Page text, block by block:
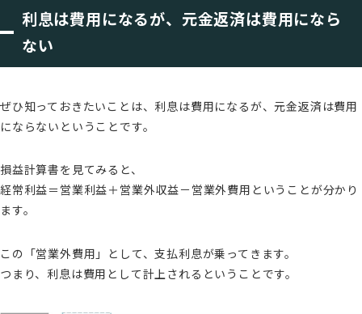
利息は費用になるが、元金返済は費用になら
ない
ぜひ知っておきたいことは、利息は費用になるが、元金返済は費用
にならないということです。
損益計算書を見てみると、
経常利益＝営業利益＋営業外収益－営業外費用ということが分かり
ます。
この「営業外費用」として、支払利息が乗ってきます。
つまり、利息は費用として計上されるということです。